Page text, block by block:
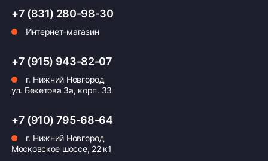
+7 (831) 280-98-30
Интернет-магазин
+7 (915) 943-82-07
г. Нижний Новгород
ул. Бекетова 3а, корп. 33
+7 (910) 795-68-64
г. Нижний Новгород
Московское шоссе, 22 к1